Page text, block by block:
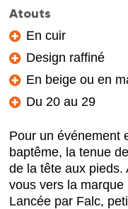
Atouts
En cuir
Design raffiné
En beige ou en
Du 20 au 29
Pour un événement
baptême, la tenue
de la tête aux pieds.
vous vers la
Lancée par Falc,